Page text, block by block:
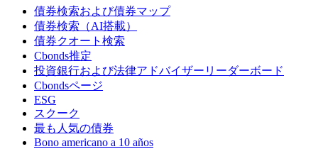
債券検索および債券マップ
債券検索（AI搭載）
債券クオート検索
Cbonds推定
投資銀行および法律アドバイザーリーダーボード
Cbondsページ
ESG
スクーク
最も人気の債券
Bono americano a 10 años